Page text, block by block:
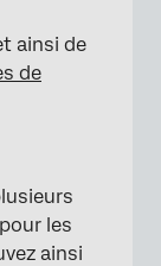
de
ainsi de
de
les
ainsi